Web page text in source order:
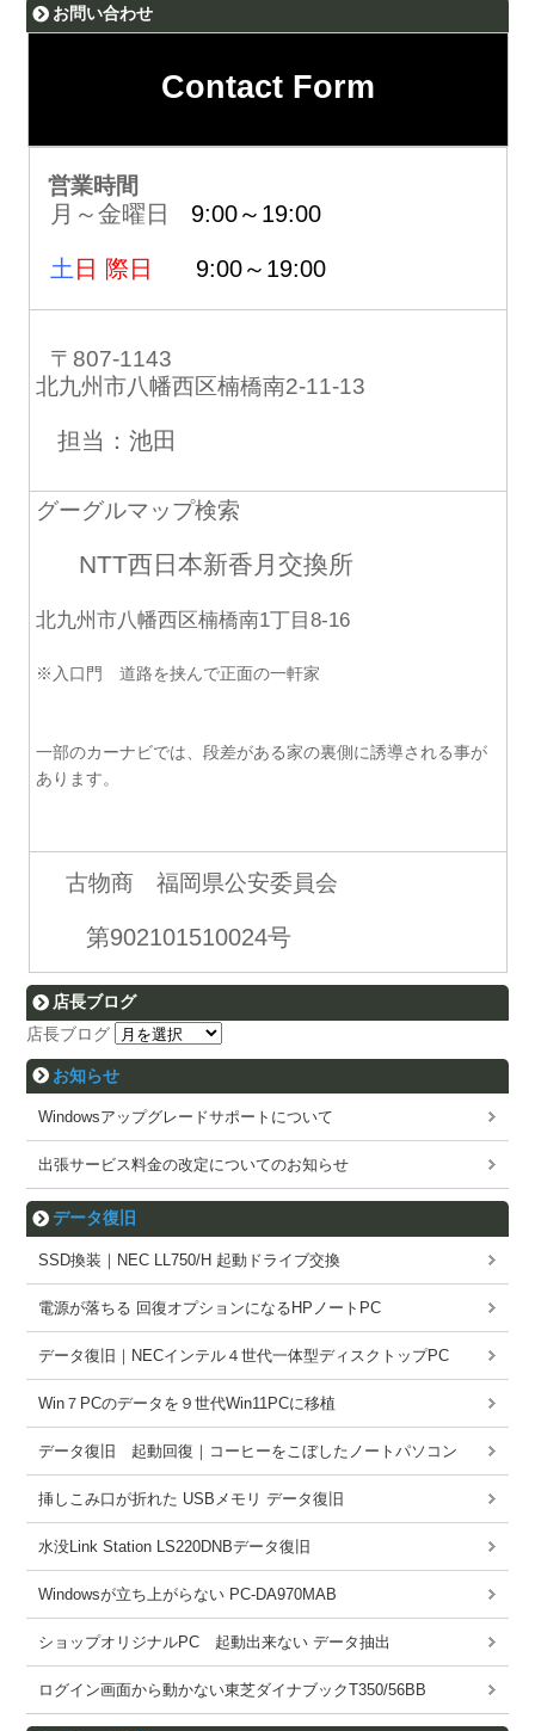
お問い合わせ
Contact Form
営業時間
月～金曜日 9:00～19:00
土 日 際日 9:00～19:00
〒807-1143
北九州市八幡西区楠橋南2-11-13
担当：池田
グーグルマップ検索
NTT西日本新香月交換所
北九州市八幡西区楠橋南1丁目8-16
※入口門 道路を挟んで正面の一軒家
一部のカーナビでは、段差がある家の裏側に誘導される事が
あります。
古物商 福岡県公安委員会
第902101510024号
店長ブログ
店長ブログ
お知らせ
Windowsアップグレードサポートについて
出張サービス料金の改定についてのお知らせ
データ復旧
SSD換装｜NEC LL750/H 起動ドライブ交換
電源が落ちる 回復オプションになるHPノートPC
データ復旧｜NECインテル４世代一体型ディスクトップPC
Win７PCのデータを９世代Win11PCに移植
データ復旧 起動回復｜コーヒーをこぼしたノートパソコン
挿しこみ口が折れた USBメモリ データ復旧
水没Link Station LS220DNBデータ復旧
Windowsが立ち上がらない PC-DA970MAB
ショップオリジナルPC 起動出来ない データ抽出
ログイン画面から動かない東芝ダイナブックT350/56BB